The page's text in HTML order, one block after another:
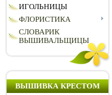
ИГОЛЬНИЦЫ
ФЛОРИСТИКА
СЛОВАРИК
ВЫШИВАЛЬЩИЦЫ
ВЫШИВКА КРЕСТОМ